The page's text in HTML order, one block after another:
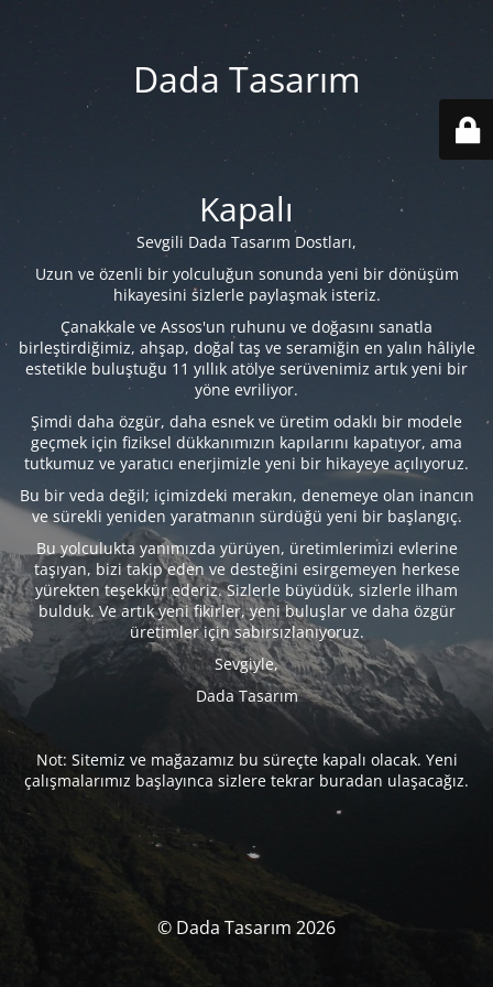
Dada Tasarım
Kapalı
Sevgili Dada Tasarım Dostları,
Uzun ve özenli bir yolculuğun sonunda yeni bir dönüşüm
hikayesini sizlerle paylaşmak isteriz.
Çanakkale ve Assos'un ruhunu ve doğasını sanatla
birleştirdiğimiz, ahşap, doğal taş ve seramiğin en yalın hâliyle
estetikle buluştuğu 11 yıllık atölye serüvenimiz artık yeni bir
yöne evriliyor.
Şimdi daha özgür, daha esnek ve üretim odaklı bir modele
geçmek için fiziksel dükkanımızın kapılarını kapatıyor, ama
tutkumuz ve yaratıcı enerjimizle yeni bir hikayeye açılıyoruz.
Bu bir veda değil; içimizdeki merakın, denemeye olan inancın
ve sürekli yeniden yaratmanın sürdüğü yeni bir başlangıç.
Bu yolculukta yanımızda yürüyen, üretimlerimizi evlerine
taşıyan, bizi takip eden ve desteğini esirgemeyen herkese
yürekten teşekkür ederiz. Sizlerle büyüdük, sizlerle ilham
bulduk. Ve artık yeni fikirler, yeni buluşlar ve daha özgür
üretimler için sabırsızlanıyoruz.
Sevgiyle,
Dada Tasarım
Not: Sitemiz ve mağazamız bu süreçte kapalı olacak. Yeni
çalışmalarımız başlayınca sizlere tekrar buradan ulaşacağız.
© Dada Tasarım 2026